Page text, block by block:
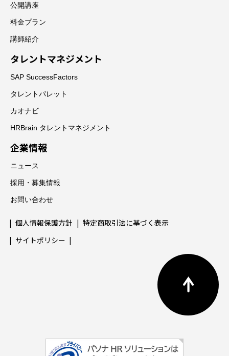
公開講座
料金プラン
講師紹介
タレントマネジメント
SAP SuccessFactors
タレントパレット
カオナビ
HRBrain タレントマネジメント
企業情報
ニュース
採用・募集情報
お問い合わせ
個人情報保護方針
特定商取引法に基づく表示
サイトポリシー